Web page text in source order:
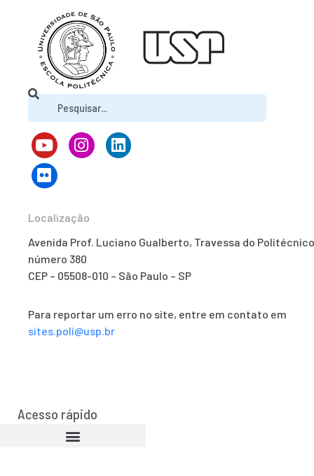
Localização
Avenida Prof. Luciano Gualberto, Travessa do
número 380
CEP – 05508-010 – São Paulo – SP
Para reportar um erro no site, entre em contato em
sites.poli@usp.br
Acesso rápido